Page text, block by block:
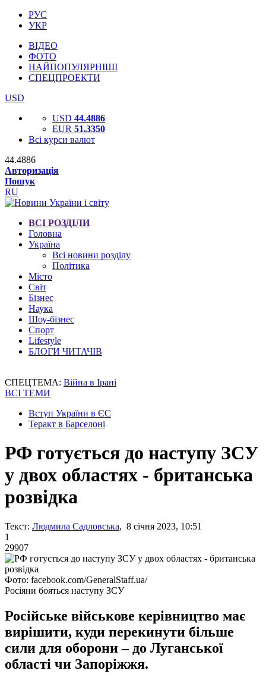
РУС
УКР
ВІДЕО
ФОТО
НАЙПОПУЛЯРНІШІ
СПЕЦПРОЕКТИ
USD
USD 44.4886
EUR 51.3350
Всі курси валют
44.4886
Авторизація
Пошук
RU
ВСІ РОЗДІЛИ
Головна
Україна
Всі новини розділу
Політика
Місто
Світ
Бізнес
Наука
Шоу-бізнес
Спорт
Lifestyle
БЛОГИ ЧИТАЧІВ
СПЕЦТЕМА: Війна в Ірані
ВСІ ТЕМИ
Вступ України в ЄС
Теракт в Барселоні
РФ готується до наступу ЗСУ
у двох областях - британська
розвідка
Текст: Людмила Садловська, 8 січня 2023, 10:51
1
29907
Фото: facebook.com/GeneralStaff.ua/
Росіяни бояться наступу ЗСУ
Російське військове керівництво має
вирішити, куди перекинути більше
сили для оборони – до Луганської
області чи Запоріжжя.